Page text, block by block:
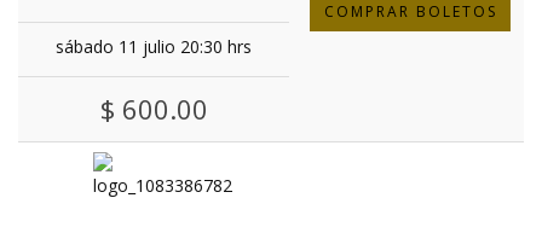
sábado 11 julio 20:30 hrs
$ 600.00
COMPRAR BOLETOS